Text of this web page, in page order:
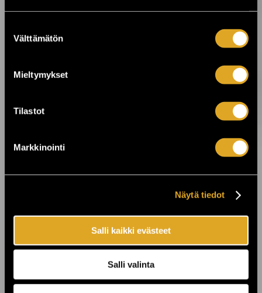
valinta
Välttämätön
Mieltymykset
Tilastot
Markkinointi
Näytä tiedot
Salli kaikki evästeet
Salli valinta
VILLIT ensi-ilta lähestyy: Koe
Areenalla! ›
23.7.2026 00:01
On The Rocks juhlii 25-vuotista taivaltaan
- koko viikon huippukeikkoja ›
22.7.2026 10:00